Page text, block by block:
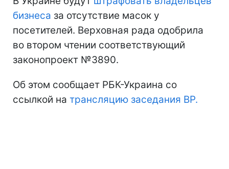
бизнеса за отсутствие масок у
посетителей. Верховная рада одобрила
во втором чтении соответствующий
законопроект №3890.
Об этом сообщает РБК-Украина со
ссылкой на трансляцию заседания ВР.